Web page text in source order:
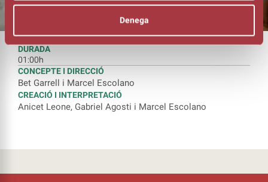
Denega
DURADA
01:00h
CONCEPTE I DIRECCIÓ
Bet Garrell i Marcel Escolano
CREACIÓ I INTERPRETACIÓ
Anicet Leone, Gabriel Agosti i Marcel Escolano